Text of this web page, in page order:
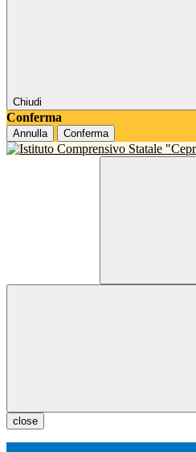
Chiudi
Conferma
Annulla Conferma
close